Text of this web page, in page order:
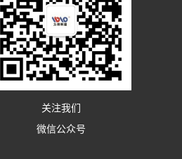
关注我们
微信公众号